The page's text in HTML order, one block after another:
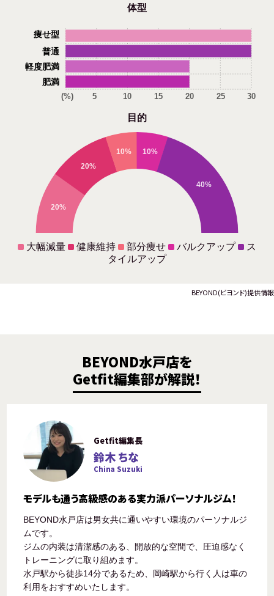
体型
肥満
軽度肥満
普通
痩せ型
(%) 5 10 15 20 25 30
目的
20%
20%
10% 10%
40%
大幅減量 健康維持 部分痩せ バルクアップ
ス
タイルアップ
BEYOND(ビヨンド)提供情報
BEYOND水戸店を
Getfit編集部が解説！
Getfit編集長
鈴木 ちな
China Suzuki
モデルも通う高級感のある実力派パーソナルジム！
BEYOND水戸店は男女共に通いやすい環境のパーソナルジ
ムです。
ジムの内装は清潔感のある、開放的な空間で、圧迫感なく
トレーニングに取り組めます。
水戸駅から徒歩14分であるため、岡崎駅から行く人は車の
利用をおすすめいたします。